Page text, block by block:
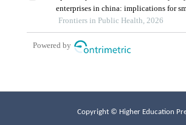
Copyright © Higher Education